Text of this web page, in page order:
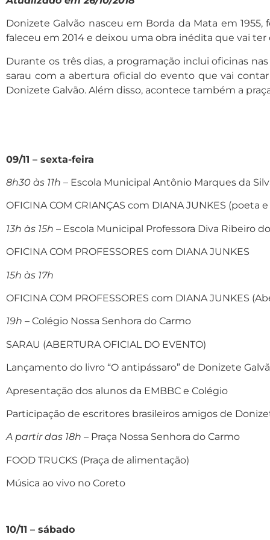
Donizete Galvão nasceu em Borda da Mata em
faleceu em 2014 e deixou uma obra inédita que vai
Durante os três dias, a programação inclui oficinas
sarau com a abertura oficial do evento que vai
Donizete Galvão. Além disso, acontece também a
09/11 – sexta-feira
8h30 às 11h – Escola Municipal Antônio Marques da
OFICINA COM CRIANÇAS com DIANA JUNKES
13h às 15h – Escola Municipal Professora Diva Ribeiro
OFICINA COM PROFESSORES com DIANA JUNKES
15h às 17h
OFICINA COM PROFESSORES com DIANA JUNKES
19h – Colégio Nossa Senhora do Carmo
SARAU (ABERTURA OFICIAL DO EVENTO)
Lançamento do livro “O antipássaro” de Donizete
Apresentação dos alunos da EMBBC e Colégio
Participação de escritores brasileiros amigos de
A partir das 18h – Praça Nossa Senhora do Carmo
FOOD TRUCKS (Praça de alimentação)
Música ao vivo no Coreto
10/11 – sábado